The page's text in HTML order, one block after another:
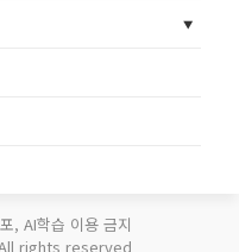
, AI학습 이용 금지
rights reserved